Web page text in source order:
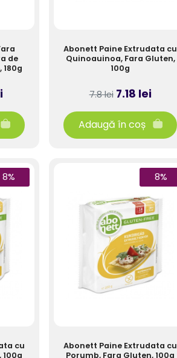
de
180g
Abonett Paine Extrudata cu
Quinoauinoa, Fara Gluten,
100g
7.8 lei7.18 lei
Adaugă în coș
8%
cu
100g
8%
Abonett Paine Extrudata cu
Porumb, Fara Gluten, 100g